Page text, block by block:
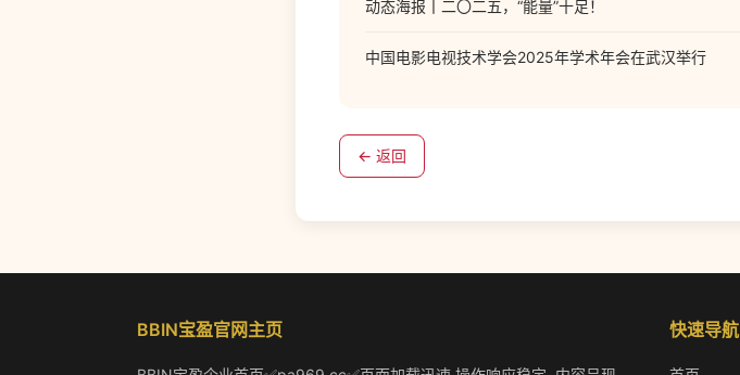
动态海报丨二〇二五，“能量”十足！
中国电影电视技术学会2025年学术年会在武汉举行
← 返回
BBIN宝盈官网主页 快速导航